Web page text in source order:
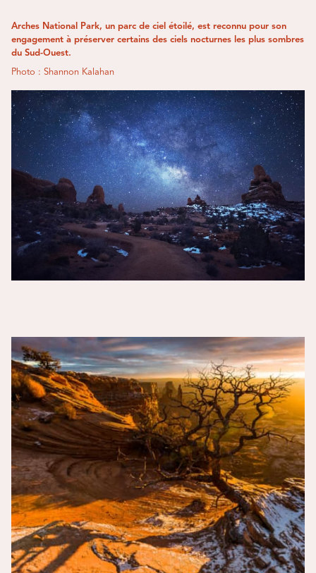
Arches National Park, un parc de ciel étoilé, est reconnu pour son
engagement à préserver certains des ciels nocturnes les plus sombres
du Sud-Ouest.
Photo : Shannon Kalahan